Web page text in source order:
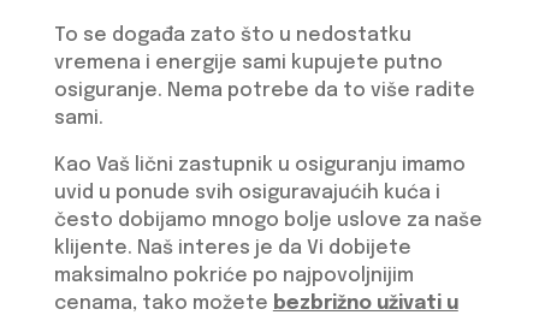
To se događa zato što u nedostatku
vremena i energije sami kupujete putno
osiguranje. Nema potrebe da to više radite
sami.
Kao Vaš lični zastupnik u osiguranju imamo
uvid u ponude svih osiguravajućih kuća i
često dobijamo mnogo bolje uslove za naše
klijente. Naš interes je da Vi dobijete
maksimalno pokriće po najpovoljnijim
cenama, tako možete bezbrižno uživati u